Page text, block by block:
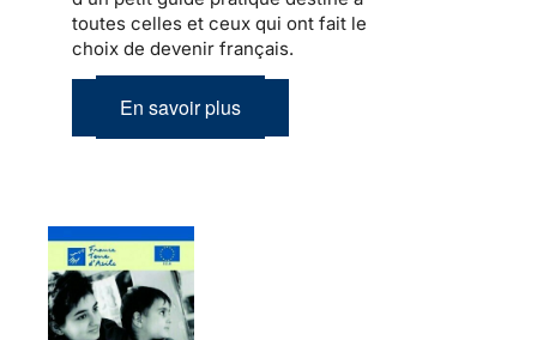
toutes celles et ceux qui ont fait le
choix de devenir français.
En savoir plus